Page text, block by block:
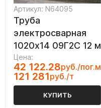
Артикул: N64095
Труба
электросварная
1020х14 09Г2С 12 м
Цена:
42 122.28руб./пог.м
121 281руб./т
КУПИТЬ